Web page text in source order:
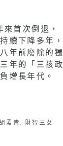
首次倒退，
續下降多年，
年前廢除的獨
年的「三孩政
增長年代。
孟青, 財智三女